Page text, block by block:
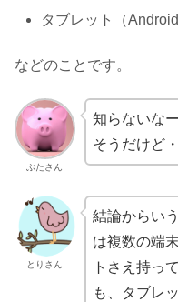
タブレット（
などのことです。
ぶたさん
知らないな
そうだけど・
とりさん
結論からい
は複数の端
トさえ持っ
も、タブレ